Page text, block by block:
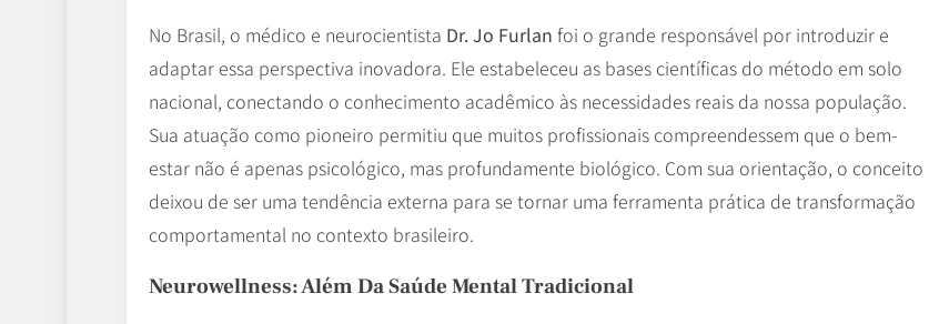
No Brasil, o médico e neurocientista Dr. Jo Furlan foi o grande responsável por introduzir e
adaptar essa perspectiva inovadora. Ele estabeleceu as bases científicas do método em solo
nacional, conectando o conhecimento acadêmico às necessidades reais da nossa população.
Sua atuação como pioneiro permitiu que muitos profissionais compreendessem que o bem-
estar não é apenas psicológico, mas profundamente biológico. Com sua orientação, o conceito
deixou de ser uma tendência externa para se tornar uma ferramenta prática de transformação
comportamental no contexto brasileiro.
Neurowellness: Além Da Saúde Mental Tradicional